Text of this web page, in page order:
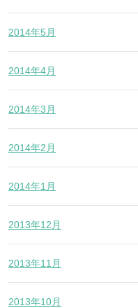
2014年5月
2014年4月
2014年3月
2014年2月
2014年1月
2013年12月
2013年11月
2013年10月